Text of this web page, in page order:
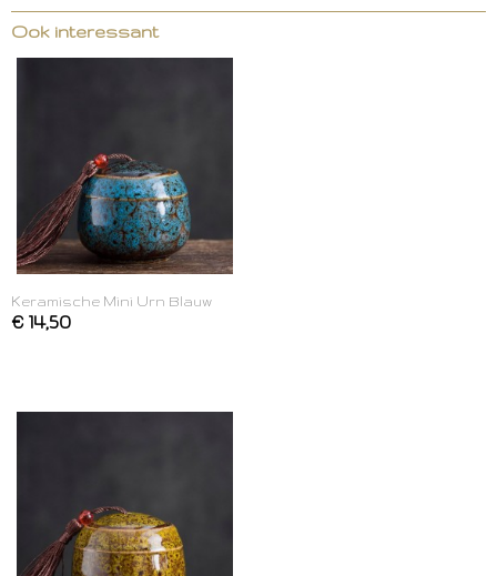
Ook interessant
Keramische Mini Urn Blauw
€ 14,50